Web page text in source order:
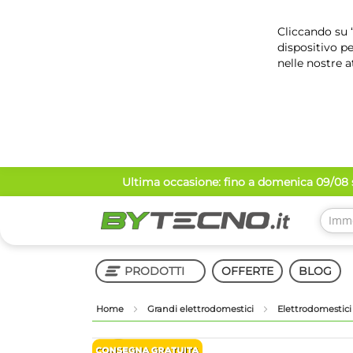
Cliccando su
dispositivo
nelle nostre
contenuto
Ultima occasione: fino a domenica 09/08
PRODOTTI
Shop in Shop
OFFERTE BLOG
Home Grandi elettrodomestici Elettrodomestici
Vai
Vai